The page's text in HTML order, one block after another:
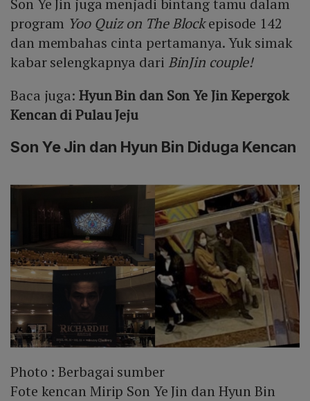
Son Ye Jin juga menjadi bintang tamu dalam
program Yoo Quiz on The Blockepisode 142
dan membahas cinta pertamanya. Yuk simak
kabar selengkapnya dari BinJin couple!
Baca juga: Hyun Bin dan Son Ye Jin Kepergok
Kencan di Pulau Jeju
Son Ye Jin dan Hyun Bin Diduga Kencan
Photo :Berbagai sumber
Fote kencan Mirip Son Ye Jin dan Hyun Bin